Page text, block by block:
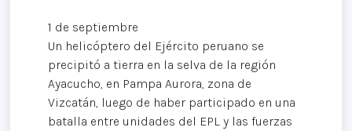
1 de septiembre
Un helicóptero del Ejército peruano se
precipitó a tierra en la selva de la región
Ayacucho, en Pampa Aurora, zona de
Vizcatán, luego de haber participado en una
batalla entre unidades del EPL y las fuerzas